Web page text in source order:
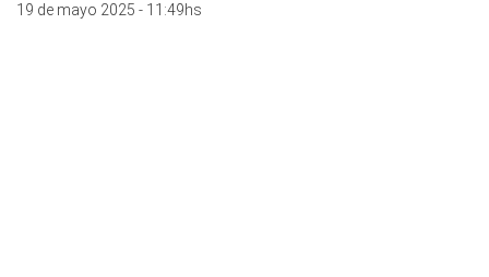
19 de mayo 2025 - 11:49hs